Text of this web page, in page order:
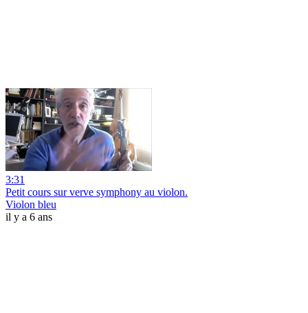
3:31
Petit cours sur verve symphony au violon.
Violon bleu
il y a 6 ans